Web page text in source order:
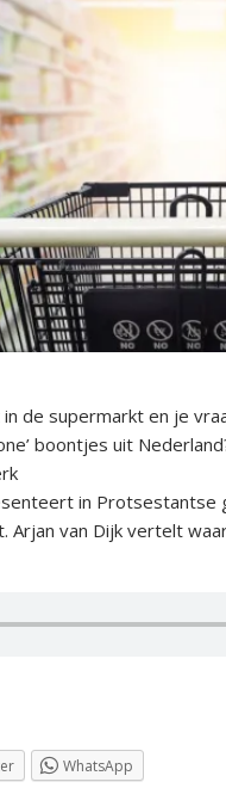
de supermarkt en je
boontjes uit
in
Arjan van Dijk vertelt
WhatsApp